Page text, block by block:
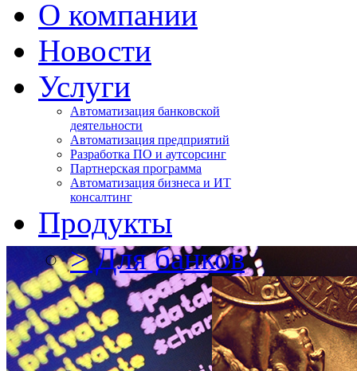
О компании
Новости
Услуги
Автоматизация банковской
деятельности
Автоматизация предприятий
Разработка ПО и аутсорсинг
Партнерская программа
Автоматизация бизнеса и ИТ
консалтинг
Продукты
> Для банков